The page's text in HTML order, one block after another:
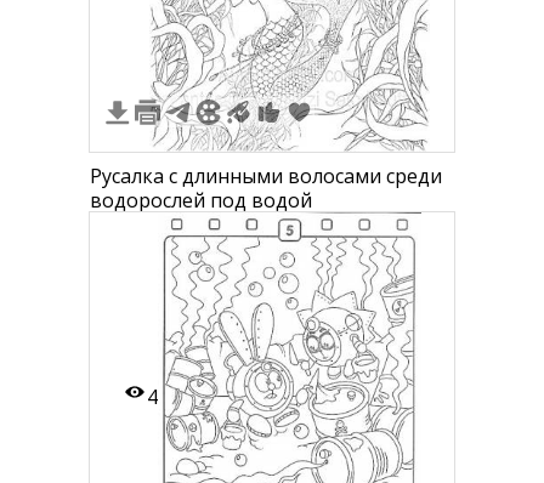
Русалка с длинными волосами среди
водорослей под водой
4